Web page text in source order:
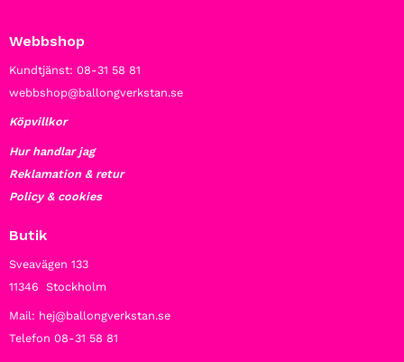
Webbshop
Kundtjänst: 08-31 58 81
webbshop@ballongverkstan.se
Köpvillkor
Hur handlar jag
Reklamation & retur
Policy & cookies
Butik
Sveavägen 133
11346 Stockholm
Mail: hej@ballongverkstan.se
Telefon 08-31 58 81